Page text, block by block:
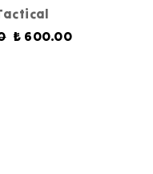
₺ 600.00